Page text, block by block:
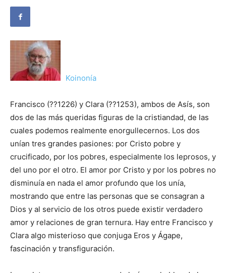
Koinonía
Francisco (??1226) y Clara (??1253), ambos de Asís, son
dos de las más queridas figuras de la cristiandad, de las
cuales podemos realmente enorgullecernos. Los dos
unían tres grandes pasiones: por Cristo pobre y
crucificado, por los pobres, especialmente los leprosos, y
del uno por el otro. El amor por Cristo y por los pobres no
disminuía en nada el amor profundo que los unía,
mostrando que entre las personas que se consagran a
Dios y al servicio de los otros puede existir verdadero
amor y relaciones de gran ternura. Hay entre Francisco y
Clara algo misterioso que conjuga Eros y Ágape,
fascinación y transfiguración.